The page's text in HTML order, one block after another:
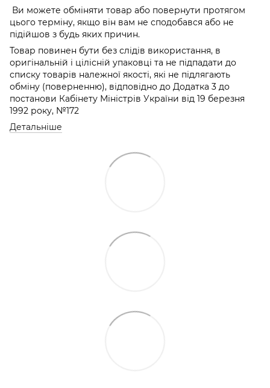
Ви можете обміняти товар або повернути протягом
цього терміну, якщо він вам не сподобався або не
підійшов з будь яких причин.
Товар повинен бути без слідів використання, в
оригінальній і цілісній упаковці та не підпадати до
списку товарів належної якості, які не підлягають
обміну (поверненню), відповідно до Додатка 3 до
постанови Кабінету Міністрів України від 19 березня
1992 року, №172
Детальніше